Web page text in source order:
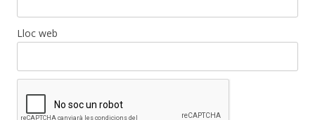
Lloc web